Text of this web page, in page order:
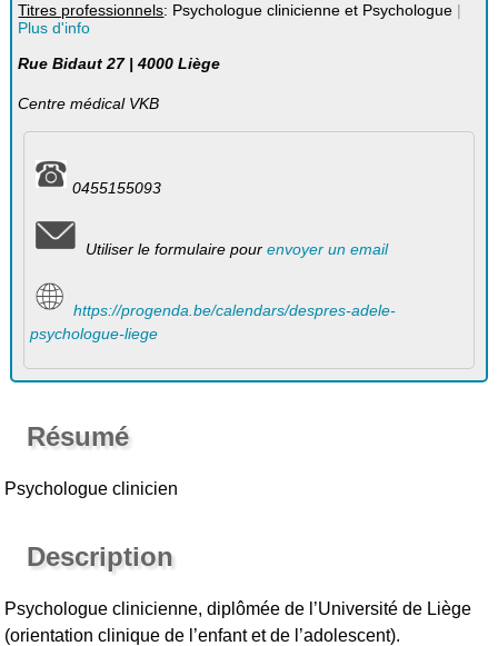
Titres professionnels: Psychologue clinicienne et Psychologue |
Plus d'info
Rue Bidaut 27 | 4000 Liège
Centre médical VKB
0455155093
Utiliser le formulaire pour envoyer un email
https://progenda.be/calendars/despres-adele-
psychologue-liege
Résumé
Psychologue clinicien
Description
Psychologue clinicienne, diplômée de l’Université de Liège
(orientation clinique de l’enfant et de l’adolescent).